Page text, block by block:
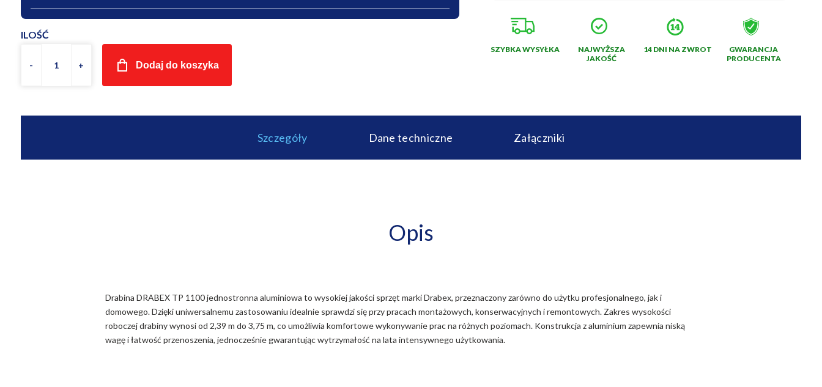
ILOŚĆ
Dodaj do koszyka
SZYBKA WYSYŁKA
NAJWYŻSZA
JAKOŚĆ
14 DNI NA ZWROT
GWARANCJA
PRODUCENTA
Szczegóły Dane techniczne Załączniki
Opis
Drabina DRABEX TP 1100 jednostronna aluminiowa to wysokiej jakości sprzęt marki Drabex, przeznaczony zarówno do użytku profesjonalnego, jak i
domowego. Dzięki uniwersalnemu zastosowaniu idealnie sprawdzi się przy pracach montażowych, konserwacyjnych i remontowych. Zakres wysokości
roboczej drabiny wynosi od 2,39 m do 3,75 m, co umożliwia komfortowe wykonywanie prac na różnych poziomach. Konstrukcja z aluminium zapewnia niską
wagę i łatwość przenoszenia, jednocześnie gwarantując wytrzymałość na lata intensywnego użytkowania.